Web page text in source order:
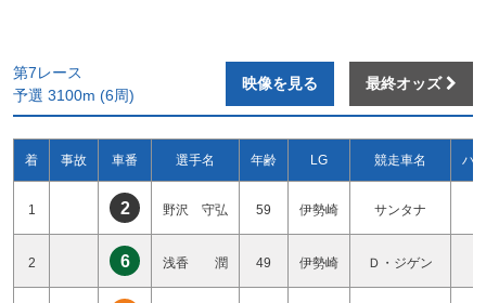
第7レース
予選 3100m (6周)
映像を見る 最終オッズ
着 事故 車番 選手名 年齢 LG 競走車名 ハ
1 2 野沢 守弘 59 伊勢崎 サンタナ
2 6 浅香 潤 49 伊勢崎 Ｄ・ジゲン